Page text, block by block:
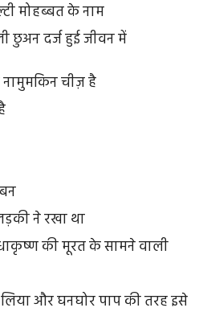
मोहब्बत के नाम
छुअन दर्ज हुई जीवन में
चीज़ है
ने रखा था
की मूरत के सामने वाली
और घनघोर पाप की तरह इसे